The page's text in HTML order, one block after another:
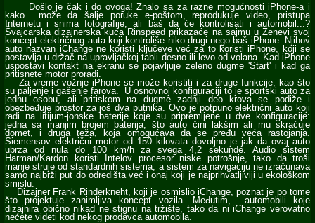
Došlo je čak i do ovoga! Znalo sa za razne mogućnosti iPhone-a i
kako može da šalje poruke e-poštom, reprodukuje video, pristupa
Internetu i snima fotografije, ali baš da će kontrolisati i automobil...?
Švajcarska dizajnerska kuća Rinspeed prikazaće na sajmu u Ženevi svoj
koncept električnog auta koji kontroliše niko drugi nego baš iPhone. Njihov
auto nazvan iChange ne koristi ključeve već za to koristi iPhone, koji se
postavlja u držač na upravljačkoj tabli desno ili levo od volana. Kad iPhone
uspostavi kontakt na ekranu se pojavljuje zeleno dugme 'Start' i kad ga
pritisnete motor proradi.
Za vreme vožnje iPhone se može koristiti i za druge funkcije, kao što
su paljenje i gašenje farova. U osnovnoj konfiguraciji to je sportski auto za
jednu osobu, ali pritiskom na dugme zadnji deo krova se podiže i
obezbeđuje prostor za još dva putnika. Ovo je potpuno električni auto koji
radi na litijum-jonske baterije koje su pripremljene u dve konfiguracije:
jedna sa manjim brojem baterija, što auto čini lakšim ali mu skraćuje
domet, i druga teža, koja omogućava da se pređu veća rastojanja.
Siemensov električni motor od 150 kilovata dovoljno je jak da ovaj auto
ubrza od nula do 100 km/h za svega 4,2 sekunde. Audio sistem
Harman/Kardon koristi Intelov procesor niske potrošnje, tako da troši
manje struje od standardnih sistema, a sistem za navigaciju ne izračunava
samo najbrži put do odredišta već i onaj koji je najprihvatljiviji u ekološkom
smislu.
Dizajner Frank Rinderkneht, koji je osmislio iChange, poznat je po tome
što projektuje zanimljiva koncept vozila. Međutim, automobili koje
dizajnira obično nikad ne stignu na tržište, tako da ni iChange verovatno
nećete videti kod nekog prodavca automobila.